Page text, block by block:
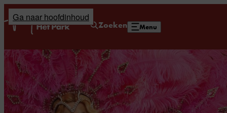
Ga naar hoofdinhoud
Zoeken Menu
Home